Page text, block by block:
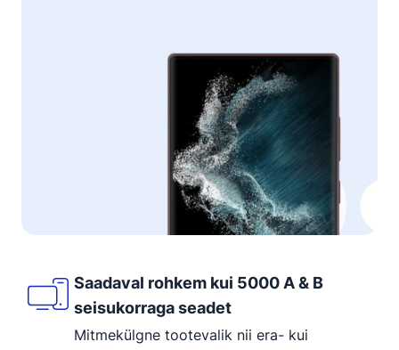
Saadaval rohkem kui 5000 A & B
seisukorraga seadet
Mitmekülgne tootevalik nii era- kui